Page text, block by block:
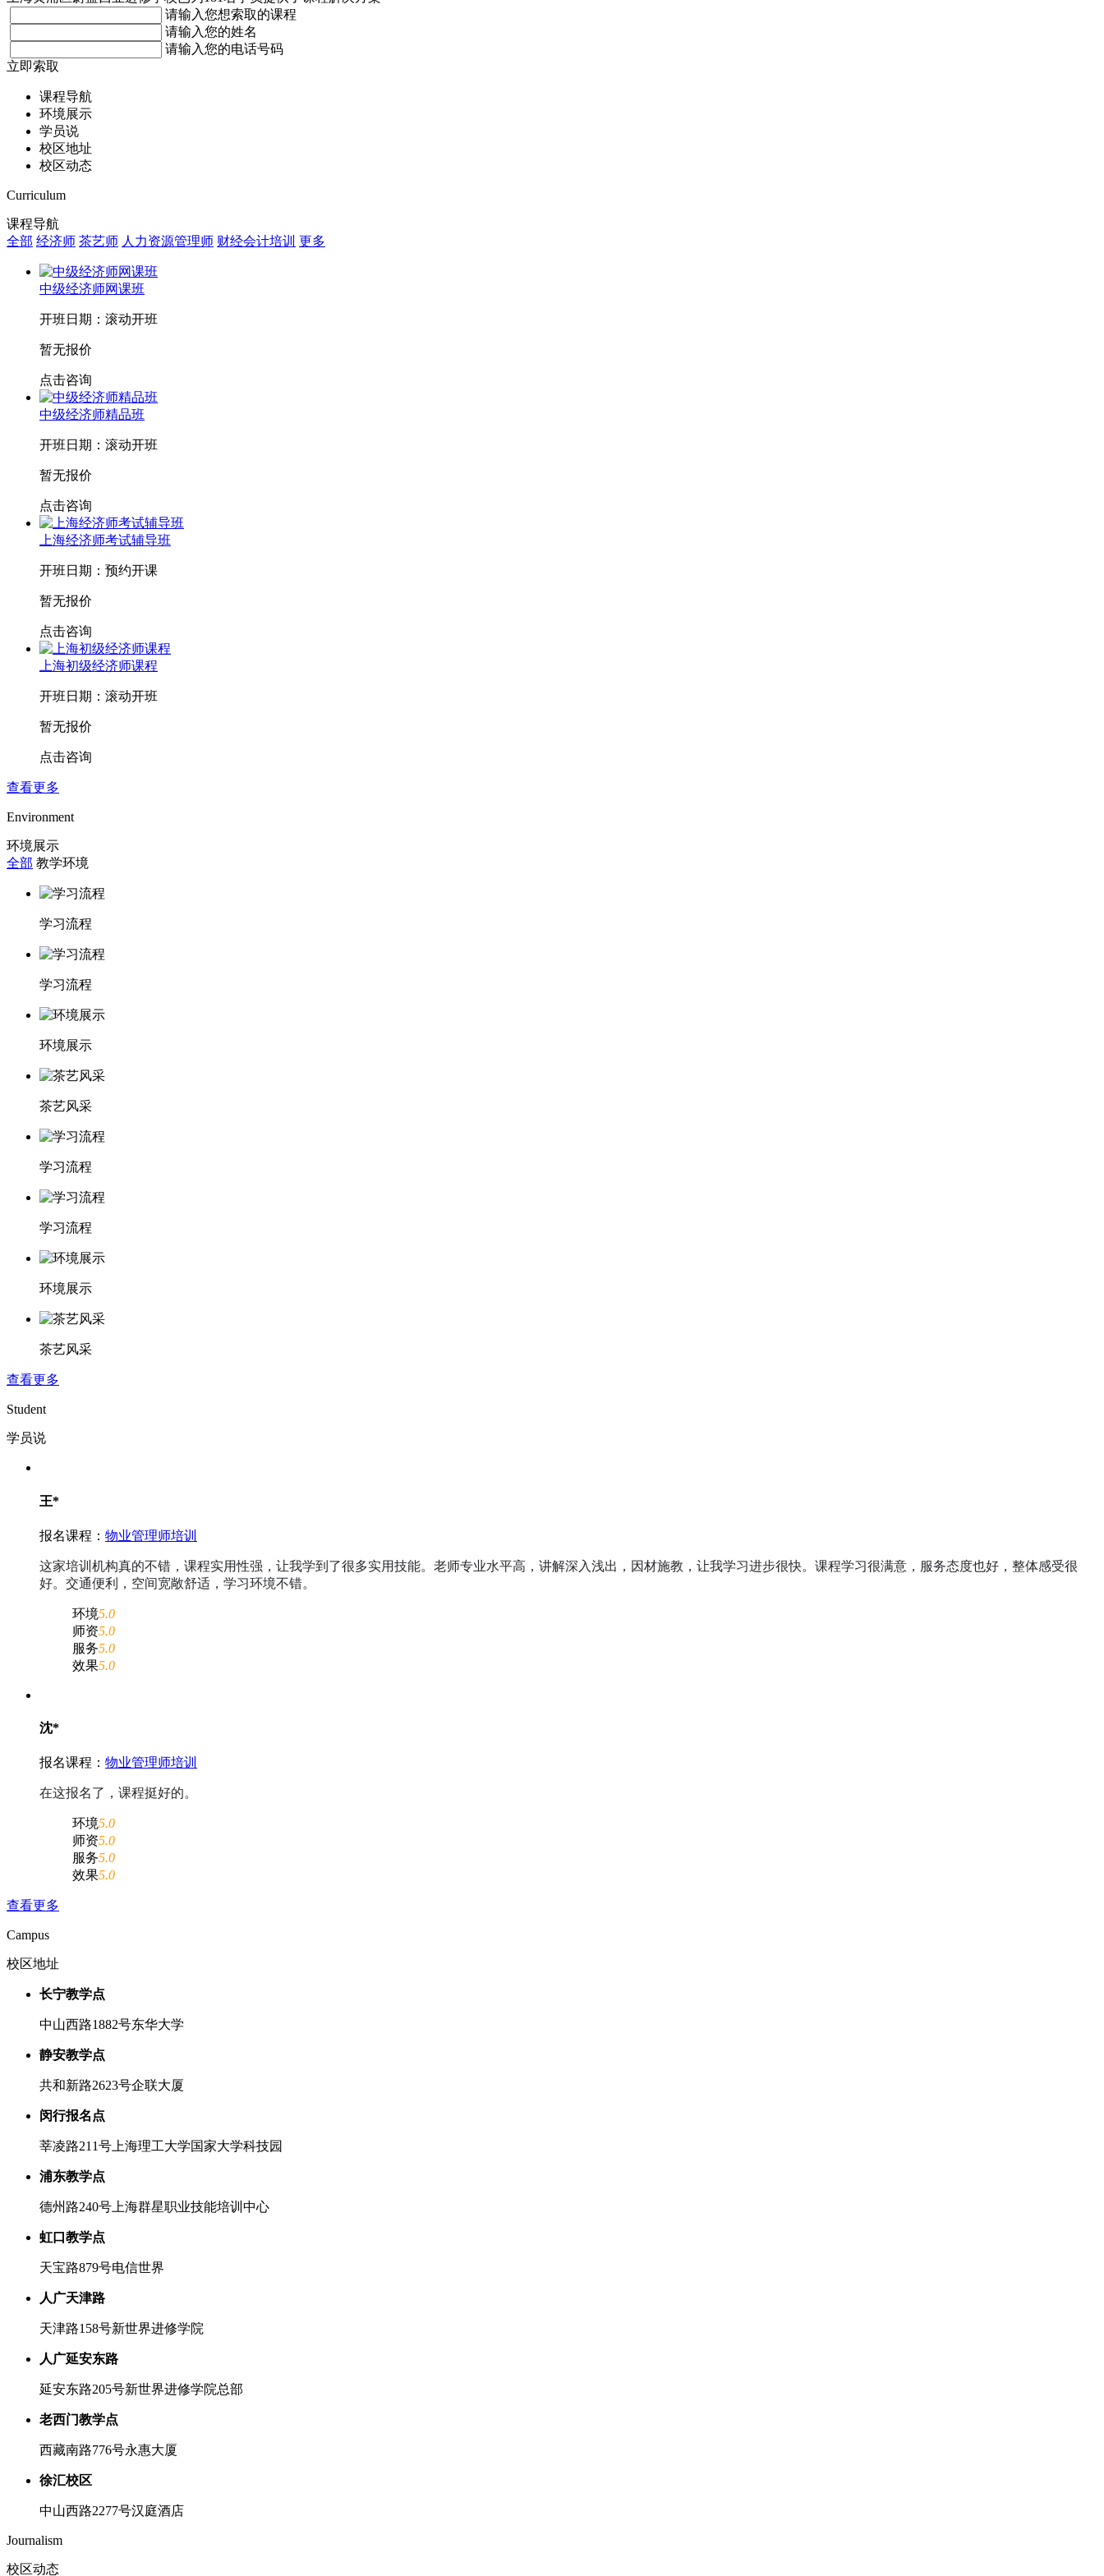
请输入您想索取的课程
请输入您的姓名
请输入您的电话号码
立即索取
课程导航
环境展示
学员说
校区地址
校区动态
Curriculum
课程导航
全部 经济师 茶艺师 人力资源管理师 财经会计培训 更多
中级经济师网课班
开班日期：滚动开班
暂无报价
点击咨询
中级经济师精品班
开班日期：滚动开班
暂无报价
点击咨询
上海经济师考试辅导班
开班日期：预约开课
暂无报价
点击咨询
上海初级经济师课程
开班日期：滚动开班
暂无报价
点击咨询
查看更多
Environment
环境展示
全部 教学环境
学习流程
学习流程
环境展示
茶艺风采
学习流程
学习流程
环境展示
茶艺风采
查看更多
Student
学员说
王*
报名课程： 物业管理师培训
这家培训机构真的不错，课程实用性强，让我学到了很多实用技能。老师专业水平高，讲解深入浅出，因材施教，让我学习进步很快。课程学习很满意，服务态度也好，整体感受很
好。交通便利，空间宽敞舒适，学习环境不错。
环境5.0
师资5.0
服务5.0
效果5.0
沈*
报名课程： 物业管理师培训
在这报名了，课程挺好的。
环境5.0
师资5.0
服务5.0
效果5.0
查看更多
Campus
校区地址
长宁教学点
中山西路1882号东华大学
静安教学点
共和新路2623号企联大厦
闵行报名点
莘凌路211号上海理工大学国家大学科技园
浦东教学点
德州路240号上海群星职业技能培训中心
虹口教学点
天宝路879号电信世界
人广天津路
天津路158号新世界进修学院
人广延安东路
延安东路205号新世界进修学院总部
老西门教学点
西藏南路776号永惠大厦
徐汇校区
中山西路2277号汉庭酒店
Journalism
校区动态